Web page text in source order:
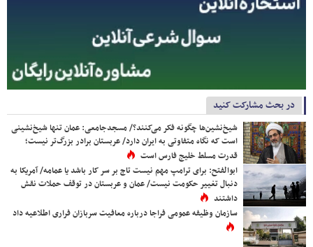
در بحث مشارکت کنید
شیخ‌نشین‌ها چگونه فکر می‌کنند؟/ مسجدجامعی: عمان تنها شیخ‌نشینی
است که نگاه متفاوتی به ایران دارد/ عربستان برادر بزرگ‌تر نیست؛
قدرت مسلط خلیج فارس است
ابوالفتح: برای ترامپ مهم نیست تاج بر سر کار باشد یا عمامه/ آمریکا به
دنبال تغییر حکومت نیست/ عمان و عربستان در توقف حملات نقش
داشتند
سازمان وظیفه عمومی فراجا درباره معافیت سربازان فراری اطلاعیه داد